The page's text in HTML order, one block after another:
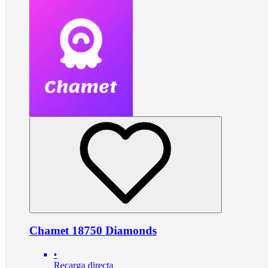
Chamet 18750 Diamonds
•
Recarga directa